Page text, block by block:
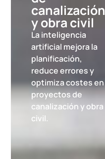
canalización
y obra civil
La inteligencia
artificial mejora la
planificación,
reduce errores y
optimiza costes en
proyectos de
canalización y obra
civil.